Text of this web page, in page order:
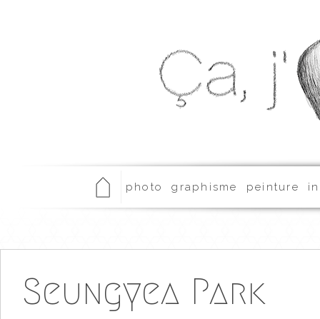
photo graphisme peinture
Seungyea Park